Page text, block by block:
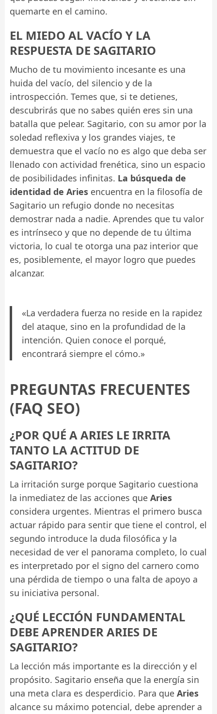
quemarte en el camino.
EL MIEDO AL VACÍO Y LA
RESPUESTA DE SAGITARIO
Mucho de tu movimiento incesante es una
huida del vacío, del silencio y de la
introspección. Temes que, si te detienes,
descubrirás que no sabes quién eres sin una
batalla que pelear. Sagitario, con su amor por la
soledad reflexiva y los grandes viajes, te
demuestra que el vacío no es algo que deba ser
llenado con actividad frenética, sino un espacio
de posibilidades infinitas. La búsqueda de
identidad de Aries encuentra en la filosofía de
Sagitario un refugio donde no necesitas
demostrar nada a nadie. Aprendes que tu valor
es intrínseco y que no depende de tu última
victoria, lo cual te otorga una paz interior que
es, posiblemente, el mayor logro que puedes
alcanzar.
«La verdadera fuerza no reside en la rapidez
del ataque, sino en la profundidad de la
intención. Quien conoce el porqué,
encontrará siempre el cómo.»
PREGUNTAS FRECUENTES
(FAQ SEO)
¿POR QUÉ A ARIES LE IRRITA
TANTO LA ACTITUD DE
SAGITARIO?
La irritación surge porque Sagitario cuestiona
la inmediatez de las acciones que Aries
considera urgentes. Mientras el primero busca
actuar rápido para sentir que tiene el control, el
segundo introduce la duda filosófica y la
necesidad de ver el panorama completo, lo cual
es interpretado por el signo del carnero como
una pérdida de tiempo o una falta de apoyo a
su iniciativa personal.
¿QUÉ LECCIÓN FUNDAMENTAL
DEBE APRENDER ARIES DE
SAGITARIO?
La lección más importante es la dirección y el
propósito. Sagitario enseña que la energía sin
una meta clara es desperdicio. Para que Aries
alcance su máximo potencial, debe aprender a